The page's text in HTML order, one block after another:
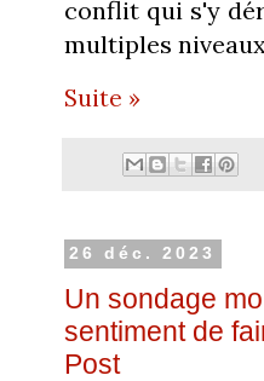
conflit qui s'y
multiples
Suite »
26 déc. 2023
Un sondage
sentiment de
Post